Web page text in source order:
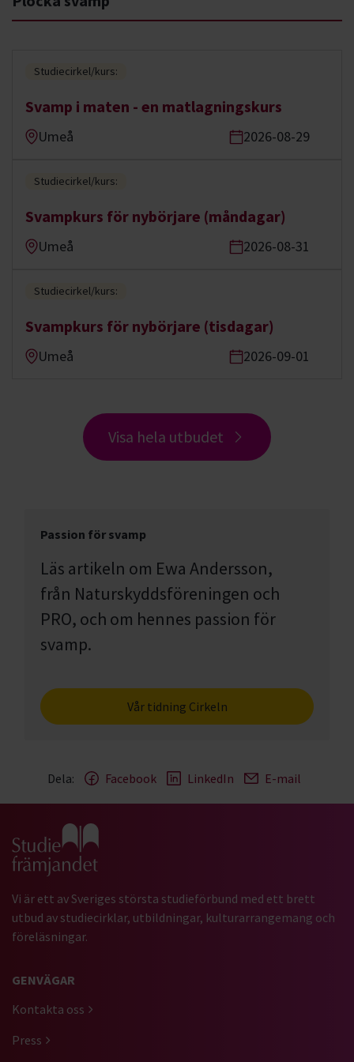
Studiecirkel/kurs:
Svamp i maten - en matlagningskurs
Umeå 2026-08-29
Studiecirkel/kurs:
Svampkurs för nybörjare (måndagar)
Umeå 2026-08-31
Studiecirkel/kurs:
Svampkurs för nybörjare (tisdagar)
Umeå 2026-09-01
Visa hela utbudet
Passion för svamp
Läs artikeln om Ewa Andersson,
från Naturskyddsföreningen och
PRO, och om hennes passion för
svamp.
Vår tidning Cirkeln
Dela: Facebook LinkedIn E-mail
Gå till studiefrämjandets startsida
Vi är ett av Sveriges största studieförbund med ett brett
utbud av studiecirklar, utbildningar, kulturarrangemang och
föreläsningar.
GENVÄGAR
Kontakta oss
Press